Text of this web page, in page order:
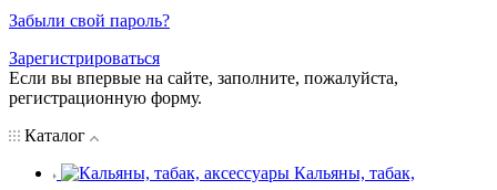
Забыли свой пароль?
Зарегистрироваться
Если вы впервые на сайте, заполните, пожалуйста,
регистрационную форму.
Каталог
Кальяны, табак,